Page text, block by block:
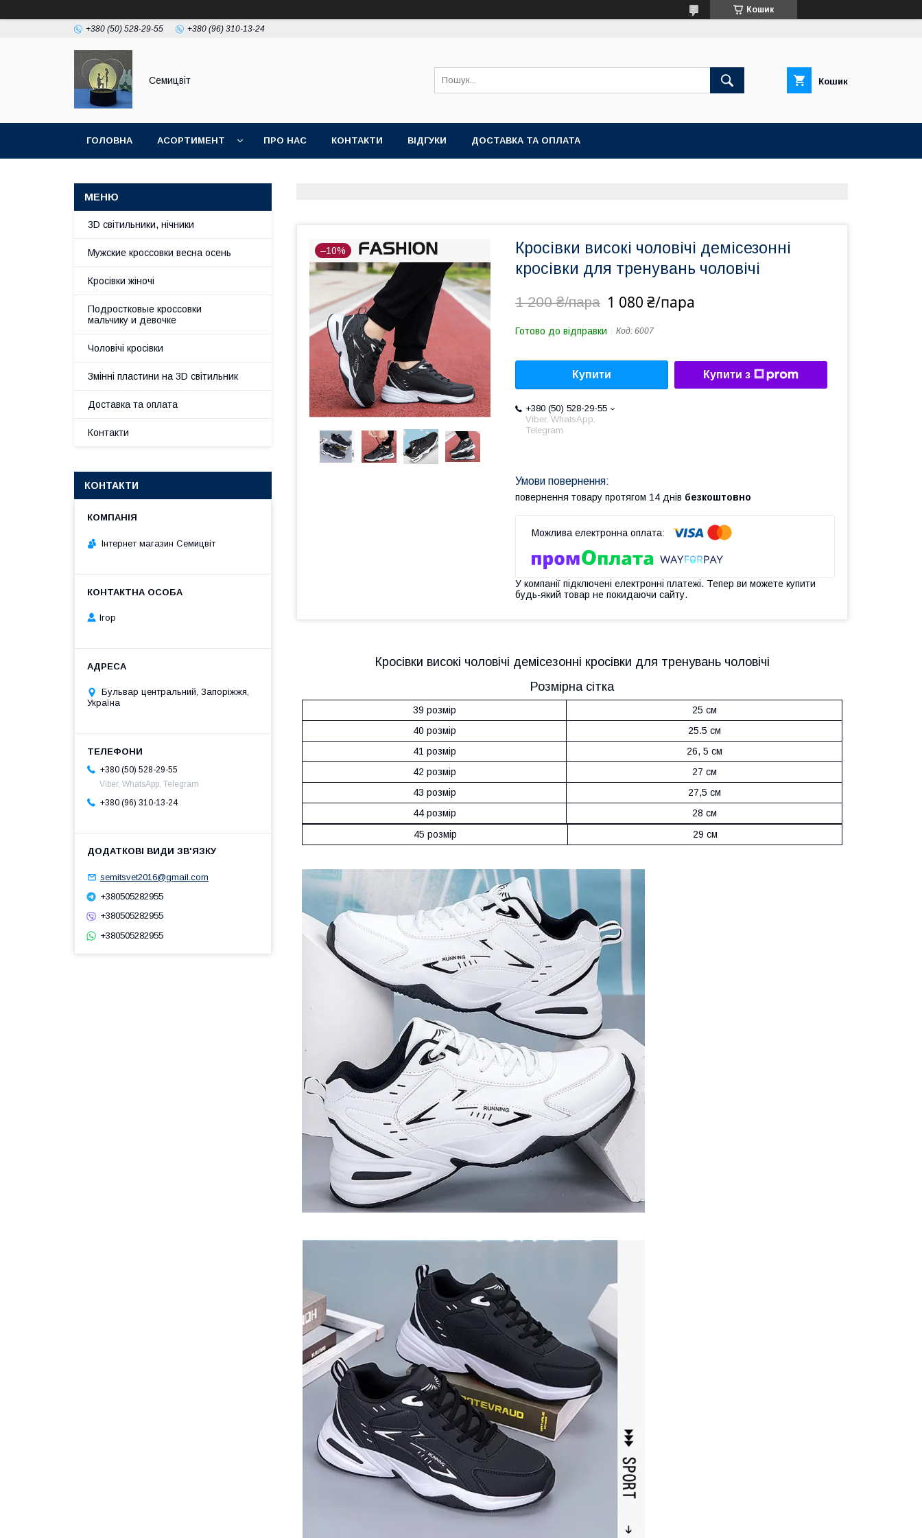
Кошик
+380 (50) 528-29-55 +380 (96) 310-13-24
Семицвіт Кошик
ГОЛОВНА АСОРТИМЕНТ ПРО НАС КОНТАКТИ ВІДГУКИ ДОСТАВКА ТА ОПЛАТА
–10%
Кросівки високі чоловічі демісезонні
кросівки для тренувань чоловічі
1 200 ₴/пара 1 080 ₴/пара
Готово до відправки Код: 6007
Купити Купити з
+380 (50) 528-29-55
Viber, WhatsApp,
Telegram
повернення товару протягом 14 днів безкоштовно
У компанії підключені електронні платежі. Тепер ви можете купити
будь-який товар не покидаючи сайту.
Кросівки високі чоловічі демісезонні кросівки для тренувань чоловічі
Розмірна сітка
39 розмір
25 см
40 розмір
25.5 см
41 розмір
26, 5 см
42 розмір
27 см
43 розмір
27,5 см
44 розмір
28 см
45 розмір
29 см
3D світильники, нічники
Мужские кроссовки весна осень
Кросівки жіночі
Подростковые кроссовки
мальчику и девочке
Чоловічі кросівки
Змінні пластини на 3D світильник
Доставка та оплата
Контакти
КОНТАКТИ
Інтернет магазин Семицвіт
Ігор
Бульвар центральний, Запоріжжя,
Україна
+380 (50) 528-29-55
Viber, WhatsApp, Telegram
+380 (96) 310-13-24
semitsvet2016@gmail.com
+380505282955
+380505282955
+380505282955